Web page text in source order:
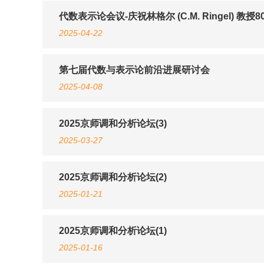
代数表示论会议-庆祝林格尔 (C.M. Ringel) 教授
2025-04-22
第七届代数与表示论前沿进展研讨会
2025-04-08
2025京师调和分析论坛(3)
2025-03-27
2025京师调和分析论坛(2)
2025-01-21
2025京师调和分析论坛(1)
2025-01-16